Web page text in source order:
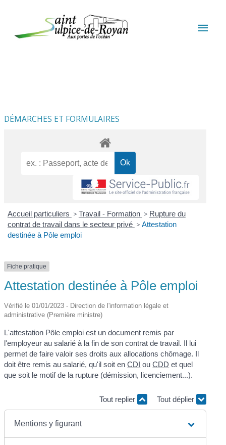
DÉMARCHES ET FORMULAIRES
Accueil particuliers > Travail - Formation > Rupture du
contrat de travail dans le secteur privé > Attestation
destinée à Pôle emploi
Fiche pratique
Attestation destinée à Pôle emploi
Vérifié le 01/01/2023 - Direction de l'information légale et
administrative (Première ministre)
L'attestation Pôle emploi est un document remis par
l'employeur au salarié à la fin de son contrat de travail. Il lui
permet de faire valoir ses droits aux allocations chômage. Il
doit être remis au salarié, qu'il soit enCDI ouCDD et quel
que soit le motif de la rupture (démission, licenciement...).
Tout replier Tout déplier
Mentions y figurant